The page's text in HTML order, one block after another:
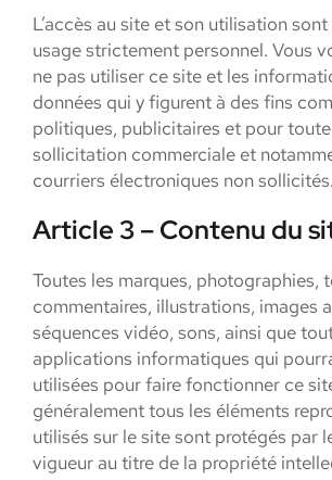
L’accès au site et son utilisation
usage strictement personnel. Vous
ne pas utiliser ce site et les
données qui y figurent à des fins
politiques, publicitaires et pour
sollicitation commerciale et
courriers électroniques non sollicités.
Article 3 – Contenu du
Toutes les marques, photographies,
commentaires, illustrations, images
séquences vidéo, sons, ainsi que
applications informatiques qui
utilisées pour faire fonctionner ce
généralement tous les éléments
utilisés sur le site sont protégés par
vigueur au titre de la propriété